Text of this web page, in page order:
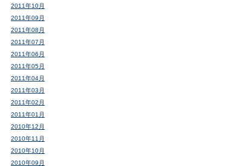
2011年10月
2011年09月
2011年08月
2011年07月
2011年06月
2011年05月
2011年04月
2011年03月
2011年02月
2011年01月
2010年12月
2010年11月
2010年10月
2010年09月